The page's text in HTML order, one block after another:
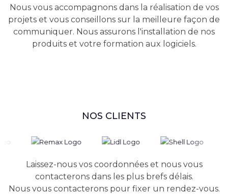
Nous vous accompagnons dans la réalisation de vos
projets et vous conseillons sur la meilleure façon de
communiquer. Nous assurons l'installation de nos
produits et votre formation aux logiciels.
NOS CLIENTS
Laissez-nous vos coordonnées et nous vous
contacterons dans les plus brefs délais.
Nous vous contacterons pour fixer un rendez-vous.